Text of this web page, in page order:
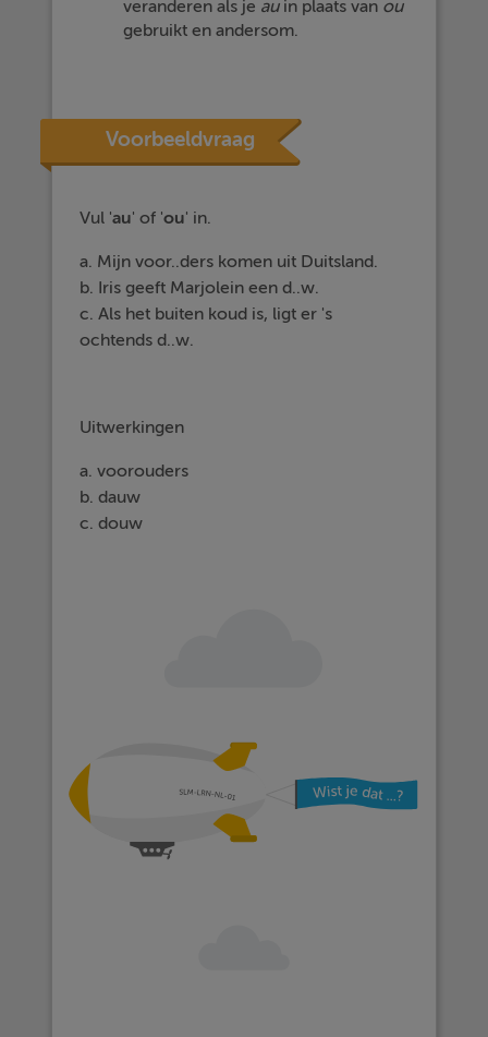
veranderen als je auin plaats van ou
gebruikt en andersom.
Voorbeeldvraag
Vul 'au' of 'ou' in.
a. Mijn voor..ders komen uit Duitsland.
b. Iris geeft Marjolein een d..w.
c. Als het buiten koud is, ligt er 's
ochtends d..w.
Uitwerkingen
a. voorouders
b. dauw
c. douw